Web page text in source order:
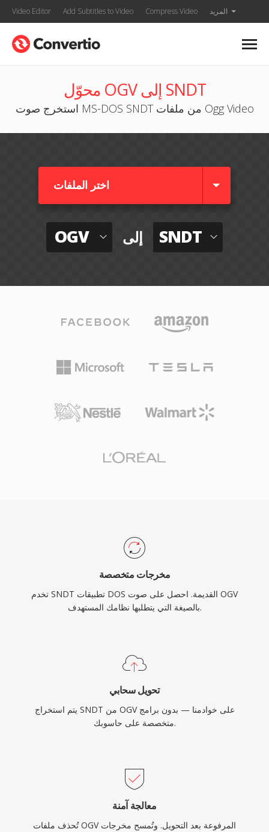
Video Editor Add Subtitles to Video Compress Video المزيد
محوّل OGV إلى SNDT
استخرج صوت MS-DOS SNDT من ملفات Ogg Video
اختر الملفات
OGV إلى SNDT
مخرجات متخصصة
تخدم SNDT تطبيقات DOS القديمة. احصل على صوت OGV
بالصيغة التي يتطلبها نظامك المستهدف.
تحويل سحابي
يتم استخراج SNDT من OGV على خوادمنا — بدون برامج
متخصصة على حاسوبك.
معالجة آمنة
تُحذف ملفات OGV المرفوعة بعد التحويل. وتُمسح مخرجات